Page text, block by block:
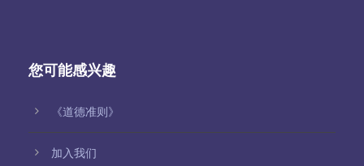
您可能感兴趣
《道德准则》
加入我们